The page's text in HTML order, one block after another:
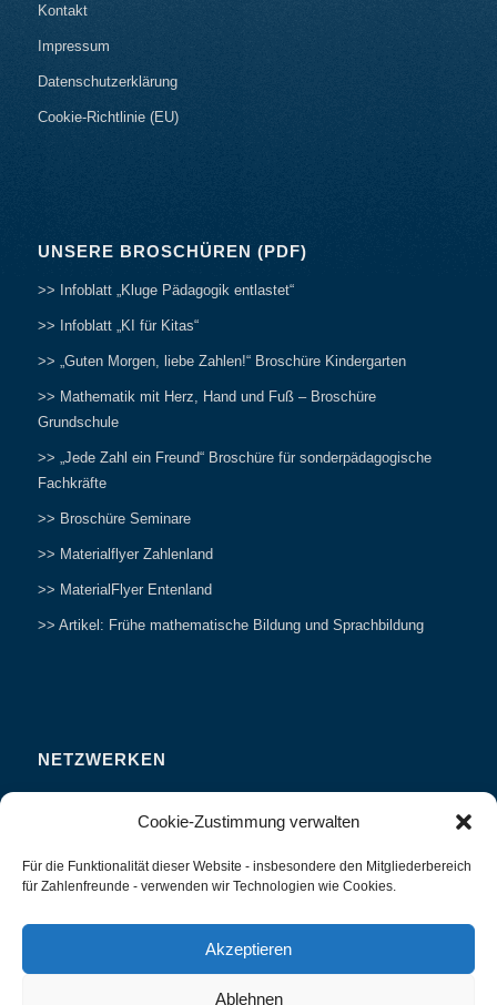
Cookie-Zustimmung verwalten
Für die Funktionalität dieser Website - insbesondere den Mitgliederbereich
für Zahlenfreunde - verwenden wir Technologien wie Cookies.
Akzeptieren
Ablehnen
Kontakt
Impressum
Datenschutzerklärung
Cookie-Richtlinie (EU)
UNSERE BROSCHÜREN (PDF)
>> Infoblatt „Kluge Pädagogik entlastet“
>> Infoblatt „KI für Kitas“
>> „Guten Morgen, liebe Zahlen!“ Broschüre Kindergarten
>> Mathematik mit Herz, Hand und Fuß – Broschüre
Grundschule
>> „Jede Zahl ein Freund“ Broschüre für sonderpädagogische
Fachkräfte
>> Broschüre Seminare
>> Materialflyer Zahlenland
>> MaterialFlyer Entenland
>> Artikel: Frühe mathematische Bildung und Sprachbildung
NETZWERKEN
Studieren
Interviews und Erfahrungsberichte